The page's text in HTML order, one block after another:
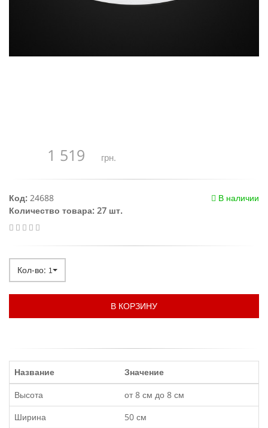
1 519 грн.
В наличии
Код: 24688
Количество товара: 27 шт.
Кол-во: 1
В КОРЗИНУ
Название
Значение
Высота
от 8 см до 8 см
Ширина
50 см